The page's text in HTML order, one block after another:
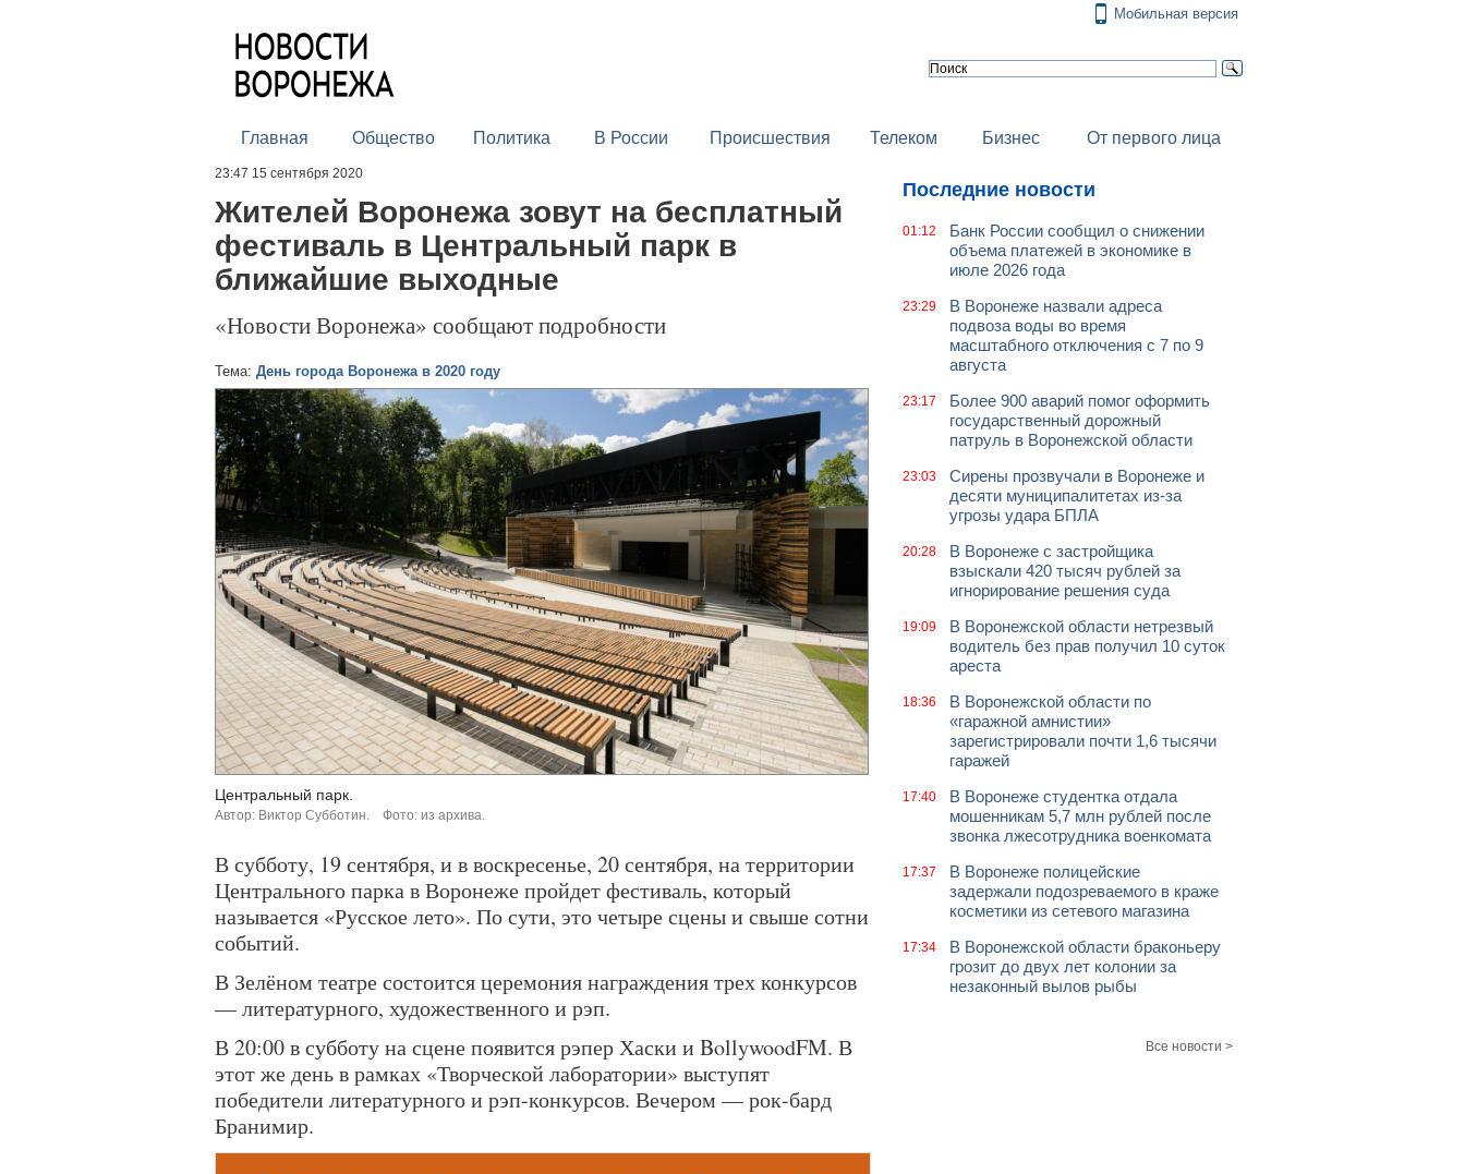
Мобильная версия
Главная Общество Политика В России Происшествия Телеком Бизнес От первого лица
23:47 15 сентября 2020
Жителей Воронежа зовут на бесплатный
фестиваль в Центральный парк в
ближайшие выходные
«Новости Воронежа» сообщают подробности
Тема: День города Воронежа в 2020 году
Центральный парк.
Автор: Виктор Субботин. Фото: из архива.
В субботу, 19 сентября, и в воскресенье, 20 сентября, на территории
Центрального парка в Воронеже пройдет фестиваль, который
называется «Русское лето». По сути, это четыре сцены и свыше сотни
событий.
В Зелёном театре состоится церемония награждения трех конкурсов
— литературного, художественного и рэп.
В 20:00 в субботу на сцене появится рэпер Хаски и BollywoodFM. В
этот же день в рамках «Творческой лаборатории» выступят
победители литературного и рэп-конкурсов. Вечером — рок-бард
Бранимир.
Последние новости
01:12
Банк России сообщил о снижении
объема платежей в экономике в
июле 2026 года
23:29
В Воронеже назвали адреса
подвоза воды во время
масштабного отключения с 7 по 9
августа
23:17
Более 900 аварий помог оформить
государственный дорожный
патруль в Воронежской области
23:03
Сирены прозвучали в Воронеже и
десяти муниципалитетах из-за
угрозы удара БПЛА
20:28
В Воронеже с застройщика
взыскали 420 тысяч рублей за
игнорирование решения суда
19:09
В Воронежской области нетрезвый
водитель без прав получил 10 суток
ареста
18:36
В Воронежской области по
«гаражной амнистии»
зарегистрировали почти 1,6 тысячи
гаражей
17:40
В Воронеже студентка отдала
мошенникам 5,7 млн рублей после
звонка лжесотрудника военкомата
17:37
В Воронеже полицейские
задержали подозреваемого в краже
косметики из сетевого магазина
17:34
В Воронежской области браконьеру
грозит до двух лет колонии за
незаконный вылов рыбы
Все новости >